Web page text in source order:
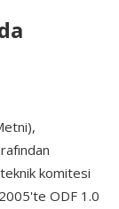
teknik komitesi
ODF 1.0